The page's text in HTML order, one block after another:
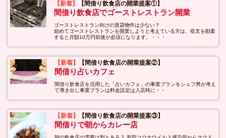
【新着】 【間借り飲食店の開業提案①】
間借り飲食店でゴーストレストラン開業
ゴーストレストラン向けの賃貸物件は少ない？
始めてゴーストレストランを開業しようと考えている方は、収支を勘案
すると月額10万円前後が必須になります。・・・
【新着】 【間借り飲食店の開業提案②】
間借り占いカフェ
間借り飲食店を活用した「占いカフェ」の事業プランをシェフ男が考え
て導き出し事業プランは料金設定は入店時に・・
【新着】 【間借り飲食店の開業提案③】
間借りで朝からカレー店